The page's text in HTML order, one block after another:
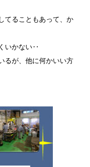
てることもあって、か
いかない‥
るが、他に何かいい方